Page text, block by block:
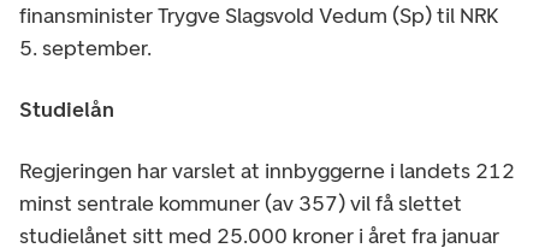
finansminister Trygve Slagsvold Vedum (Sp) til NRK
5. september.
Studielån
Regjeringen har varslet at innbyggerne i landets 212
minst sentrale kommuner (av 357) vil få slettet
studielånet sitt med 25.000 kroner i året fra januar